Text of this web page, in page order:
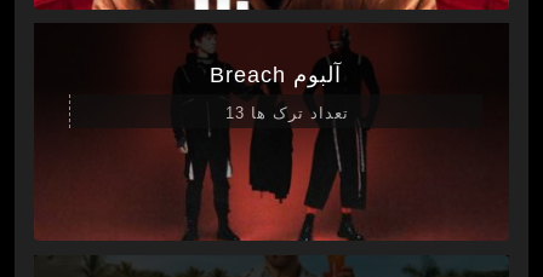
آلبوم Breach
تعداد ترک ها 13